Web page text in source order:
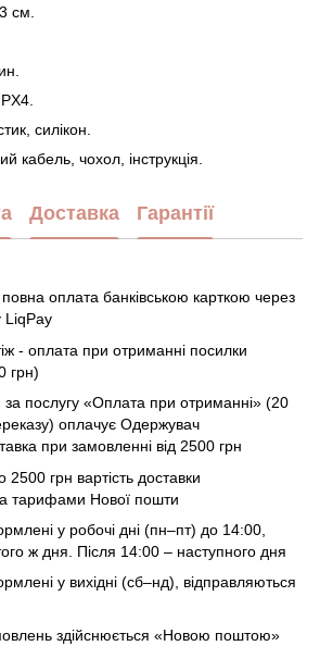
см.
силікон.
кабель, чохол, інструкція.
Доставка Гарантії
оплата банківською карткою через
LiqPay
- оплата при отриманні посилки
грн)
послугу «Оплата при отриманні» (20
оплачує Одержувач
при замовленні від 2500 грн
грн вартість доставки
тарифами Нової пошти
у робочі дні (пн–пт) до 14:00,
ж дня. Після 14:00 – наступного дня
у вихідні (сб–нд), відправляються
здійснюється «Новою поштою»